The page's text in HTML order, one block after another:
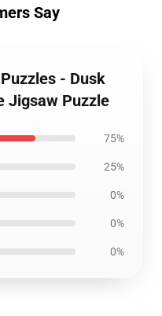
Say
- Dusk
Jigsaw Puzzle
75%
25%
0%
0%
0%